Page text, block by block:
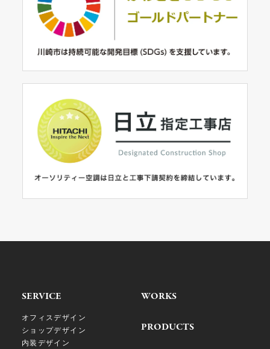
SERVICE
オフィスデザイン
ショップデザイン
内装デザイン
WORKS
PRODUCTS